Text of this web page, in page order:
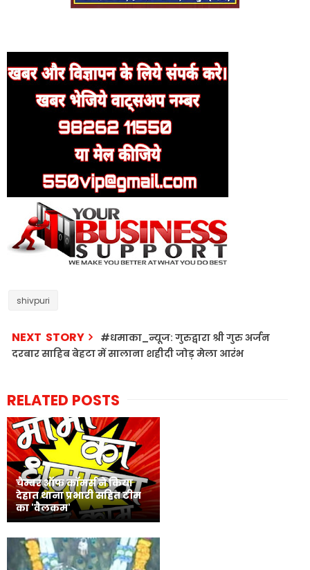
shivpuri
NEXT STORY
#धमाका_न्यूज: गुरुद्वारा श्री गुरु अर्जन
दरबार साहिब बेहटा में सालाना शहीदी जोड़ मेला आरंभ
RELATED POSTS
चैम्बर ऑफ कॉमर्स ने किया
देहात थाना प्रभारी सहित टीम
का 'वैलकम'